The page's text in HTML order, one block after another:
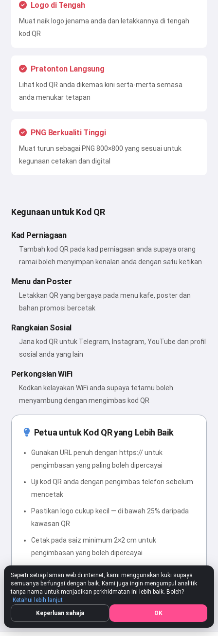
Logo di Tengah
Muat naik logo jenama anda dan letakkannya di tengah
kod QR
Pratonton Langsung
Lihat kod QR anda dikemas kini serta-merta semasa
anda menukar tetapan
PNG Berkualiti Tinggi
Muat turun sebagai PNG 800×800 yang sesuai untuk
kegunaan cetakan dan digital
Kegunaan untuk Kod QR
Kad Perniagaan
Tambah kod QR pada kad perniagaan anda supaya orang
ramai boleh menyimpan kenalan anda dengan satu ketikan
Menu dan Poster
Letakkan QR yang bergaya pada menu kafe, poster dan
bahan promosi bercetak
Rangkaian Sosial
Jana kod QR untuk Telegram, Instagram, YouTube dan profil
sosial anda yang lain
Perkongsian WiFi
Kodkan kelayakan WiFi anda supaya tetamu boleh
menyambung dengan mengimbas kod QR
Petua untuk Kod QR yang Lebih Baik
Gunakan URL penuh dengan https:// untuk
pengimbasan yang paling boleh dipercayai
Uji kod QR anda dengan pengimbas telefon sebelum
mencetak
Pastikan logo cukup kecil — di bawah 25% daripada
kawasan QR
Cetak pada saiz minimum 2×2 cm untuk
pengimbasan yang boleh dipercayai
meningkatkan kebolehpercayaan imbasan
Dasar Bayaran Balik
Seperti setiap laman web di internet, kami menggunakan kuki supaya
semuanya berfungsi dengan baik. Kami juga ingin mengumpul analitik
tanpa nama untuk menjadikan perkhidmatan ini lebih baik. Boleh?
Ketahui lebih lanjut
Keperluan sahaja
OK